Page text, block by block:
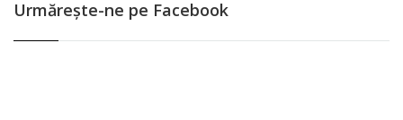
Urmăreşte-ne pe Facebook